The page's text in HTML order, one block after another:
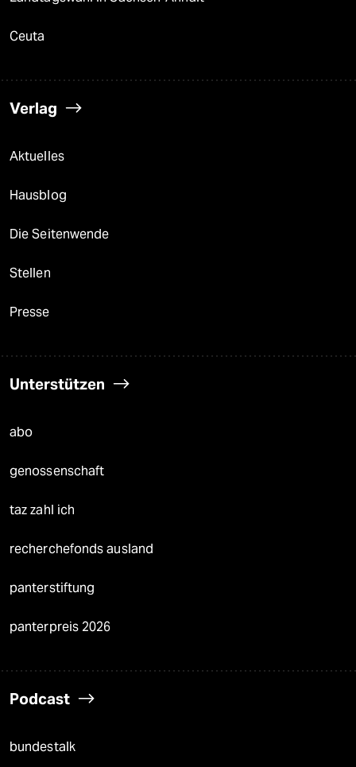
Ceuta
Verlag
Aktuelles
Hausblog
Die Seitenwende
Stellen
Presse
Unterstützen
abo
genossenschaft
taz zahl ich
recherchefonds ausland
panterstiftung
panterpreis 2026
Podcast
bundestalk